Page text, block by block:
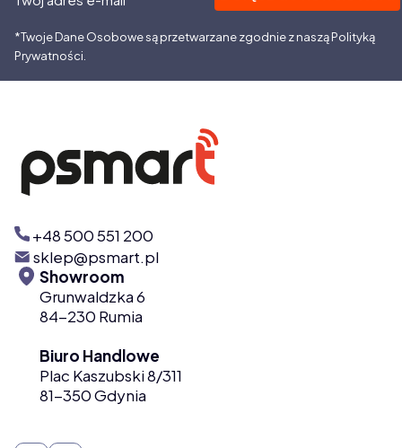
*Twoje Dane Osobowe są przetwarzane zgodnie z naszą Polityką
Prywatności.
+48 500 551 200
sklep@psmart.pl
Showroom
Grunwaldzka 6
84-230 Rumia
Biuro Handlowe
Plac Kaszubski 8/311
81-350 Gdynia